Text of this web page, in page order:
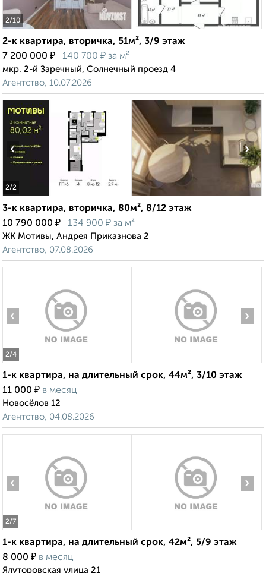
2/10
2-к квартира, вторичка, 51м², 3/9 этаж
7 200 000 ₽ 140 700 ₽ за м²
мкр. 2-й Заречный, Солнечный проезд 4
Агентство, 10.07.2026
2/2
‹ ›
3-к квартира, вторичка, 80м², 8/12 этаж
10 790 000 ₽ 134 900 ₽ за м²
ЖК Мотивы, Андрея Приказнова 2
Агентство, 07.08.2026
2/4
‹ ›
1-к квартира, на длительный срок, 44м², 3/10 этаж
11 000 ₽ в месяц
Новосёлов 12
Агентство, 04.08.2026
2/7
‹ ›
1-к квартира, на длительный срок, 42м², 5/9 этаж
8 000 ₽ в месяц
Ялуторовская улица 21